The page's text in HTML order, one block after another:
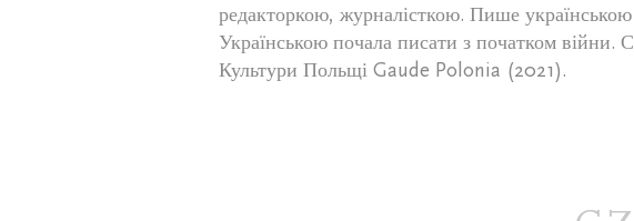
редакторкою, журналісткою. Пише
Українською почала писати з початком війни.
Культури Польщі Gaude Polonia (2021).